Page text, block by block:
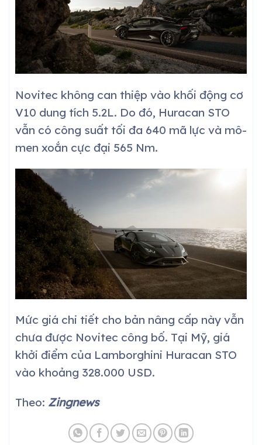
Novitec không can thiệp vào khối động cơ
V10 dung tích 5.2L. Do đó, Huracan STO
vẫn có công suất tối đa 640 mã lực và mô-
men xoắn cực đại 565 Nm.
Mức giá chi tiết cho bản nâng cấp này vẫn
chưa được Novitec công bố. Tại Mỹ, giá
khởi điểm của Lamborghini Huracan STO
vào khoảng 328.000 USD.
Theo: Zingnews